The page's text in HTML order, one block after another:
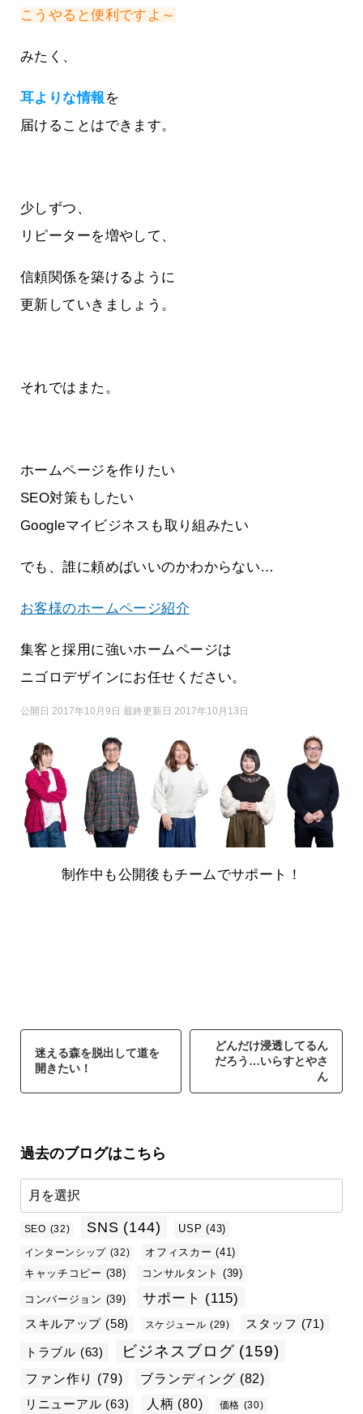
こうやると便利ですよ～
みたく、
耳よりな情報 を
届けることはできます。
少しずつ、
リピーターを増やして、
信頼関係を築けるように
更新していきましょう。
それではまた。
ホームページを作りたい
SEO対策もしたい
Googleマイビジネスも取り組みたい
でも、誰に頼めばいいのかわからない…
お客様のホームページ紹介
集客と採用に強いホームページは
ニゴロデザインにお任せください。
公開日 2017年10月9日 最終更新日 2017年10月13日
制作中も公開後もチームでサポート！
迷える森を脱出して道を
開きたい！
どんだけ浸透してるん
だろう…いらすとやさ
ん
過去のブログはこちら
SEO (32) SNS (144) USP (43)
インターンシップ (32) オフィスカー (41)
キャッチコピー (38) コンサルタント (39)
コンバージョン (39) サポート (115)
スキルアップ (58) スケジュール (29) スタッフ (71)
トラブル (63) ビジネスブログ (159)
ファン作り (79) ブランディング (82)
リニューアル (63) 人柄 (80) 価格 (30)